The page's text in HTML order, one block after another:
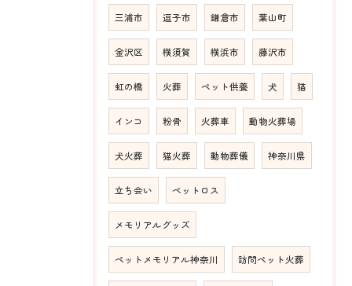
三浦市 逗子市 鎌倉市 葉山町
金沢区 横須賀 横浜市 藤沢市
虹の橋 火葬 ペット供養 犬 猫
インコ 粉骨 火葬車 動物火葬場
犬火葬 猫火葬 動物葬儀 神奈川県
立ち会い ペットロス
メモリアルグッズ
ペットメモリアル神奈川 訪問ペット火葬